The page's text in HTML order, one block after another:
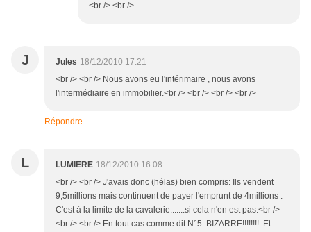
<br /> <br />
J Jules 18/12/2010 17:21
<br /> <br /> Nous avons eu l'intérimaire , nous avons
l'intermédiaire en immobilier.<br /> <br /> <br /> <br />
Répondre
L LUMIERE 18/12/2010 16:08
<br /> <br /> J'avais donc (hélas) bien compris: Ils vendent
9,5millions mais continuent de payer l'emprunt de 4millions .
C'est à la limite de la cavalerie.......si cela n'en est pas.<br />
<br /> <br /> En tout cas comme dit N°5: BIZARRE!!!!!!!! Et